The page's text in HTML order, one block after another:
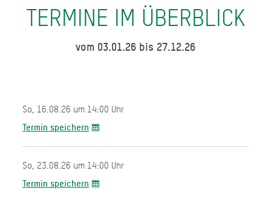
TERMINE IM ÜBERBLICK
vom 03.01.26 bis 27.12.26
So, 16.08.26 um 14:00 Uhr
Termin speichern
So, 23.08.26 um 14:00 Uhr
Termin speichern